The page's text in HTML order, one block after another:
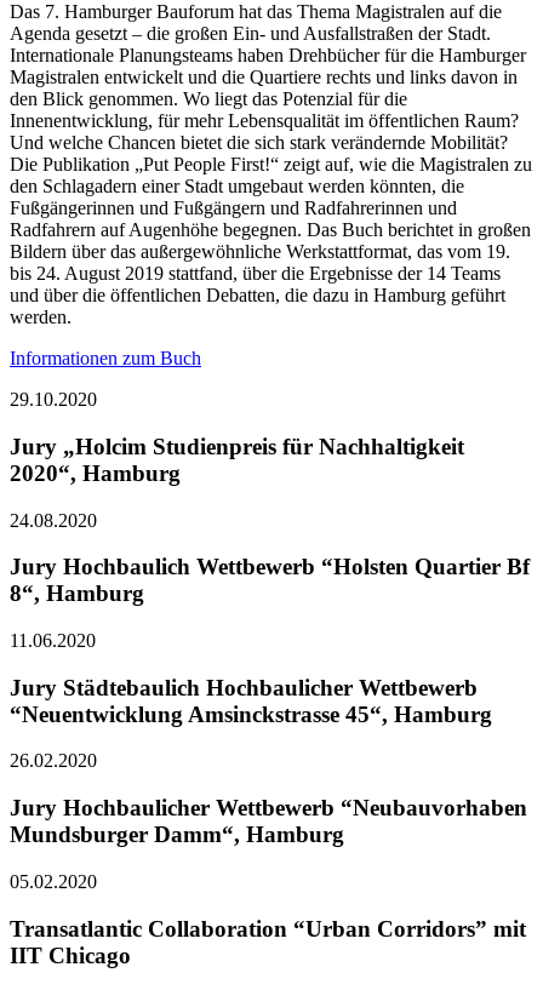
Das 7. Hamburger Bauforum hat das Thema Magistralen auf die
Agenda gesetzt – die großen Ein- und Ausfallstraßen der Stadt.
Internationale Planungsteams haben Drehbücher für die Hamburger
Magistralen entwickelt und die Quartiere rechts und links davon in
den Blick genommen. Wo liegt das Potenzial für die
Innenentwicklung, für mehr Lebensqualität im öffentlichen Raum?
Und welche Chancen bietet die sich stark verändernde Mobilität?
Die Publikation „Put People First!“ zeigt auf, wie die Magistralen zu
den Schlagadern einer Stadt umgebaut werden könnten, die
Fußgängerinnen und Fußgängern und Radfahrerinnen und
Radfahrern auf Augenhöhe begegnen. Das Buch berichtet in großen
Bildern über das außergewöhnliche Werkstattformat, das vom 19.
bis 24. August 2019 stattfand, über die Ergebnisse der 14 Teams
und über die öffentlichen Debatten, die dazu in Hamburg geführt
werden.
Informationen zum Buch
29.10.2020
Jury „Holcim Studienpreis für Nachhaltigkeit
2020“, Hamburg
24.08.2020
Jury Hochbaulich Wettbewerb “Holsten Quartier Bf
8“, Hamburg
11.06.2020
Jury Städtebaulich Hochbaulicher Wettbewerb
“Neuentwicklung Amsinckstrasse 45“, Hamburg
26.02.2020
Jury Hochbaulicher Wettbewerb “Neubauvorhaben
Mundsburger Damm“, Hamburg
05.02.2020
Transatlantic Collaboration “Urban Corridors” mit
IIT Chicago